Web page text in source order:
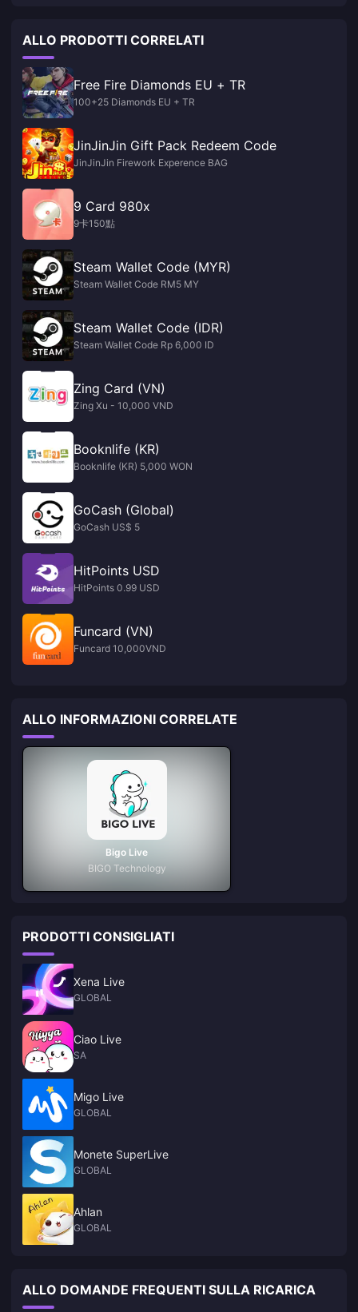
ALLO PRODOTTI CORRELATI
Free Fire Diamonds EU + TR
100+25 Diamonds EU + TR
JinJinJin Gift Pack Redeem Code
JinJinJin Firework Experence BAG
9 Card 980x
9卡150點
Steam Wallet Code (MYR)
Steam Wallet Code RM5 MY
Steam Wallet Code (IDR)
Steam Wallet Code Rp 6,000 ID
Zing Card (VN)
Zing Xu - 10,000 VND
Booknlife (KR)
Booknlife (KR) 5,000 WON
GoCash (Global)
GoCash US$ 5
HitPoints USD
HitPoints 0.99 USD
Funcard (VN)
Funcard 10,000VND
ALLO INFORMAZIONI CORRELATE
Bigo Live
BIGO Technology
PRODOTTI CONSIGLIATI
Xena Live
GLOBAL
Ciao Live
SA
Migo Live
GLOBAL
Monete SuperLive
GLOBAL
Ahlan
GLOBAL
ALLO DOMANDE FREQUENTI SULLA RICARICA